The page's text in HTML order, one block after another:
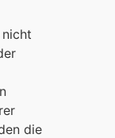
nicht
die